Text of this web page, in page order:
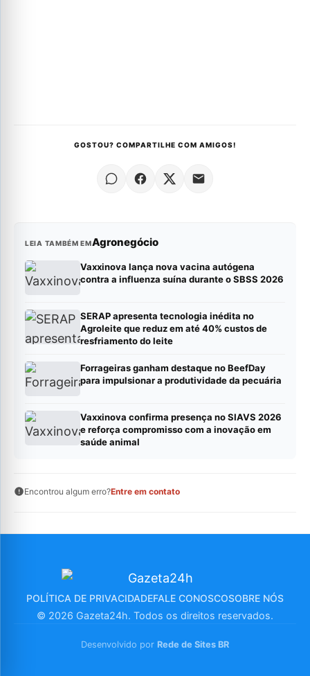
GOSTOU? COMPARTILHE COM AMIGOS!
LEIA TAMBÉM EMAgronegócio
Vaxxinova lança nova vacina autógena
contra a influenza suína durante o SBSS 2026
SERAP apresenta tecnologia inédita no
Agroleite que reduz em até 40% custos de
resfriamento do leite
Forrageiras ganham destaque no BeefDay
para impulsionar a produtividade da pecuária
Vaxxinova confirma presença no SIAVS 2026
e reforça compromisso com a inovação em
saúde animal
Encontrou algum erro?Entre em contato
POLÍTICA DE PRIVACIDADEFALE CONOSCOSOBRE NÓS
© 2026 Gazeta24h. Todos os direitos reservados.
Desenvolvido por Rede de Sites BR